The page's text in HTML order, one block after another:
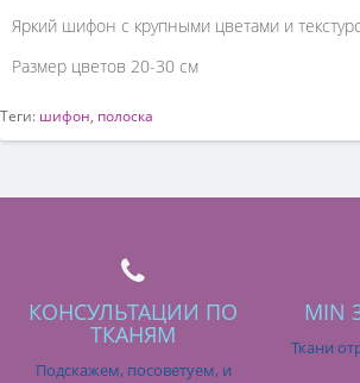
Яркий шифон с крупными цветами и
Размер цветов 20-30 см
Теги: шифон, полоска
КОНСУЛЬТАЦИИ ПО
ТКАНЯМ
Подскажем, посоветуем, и
MIN
Ткани